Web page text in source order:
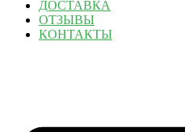
ДОСТАВКА
ОТЗЫВЫ
КОНТАКТЫ